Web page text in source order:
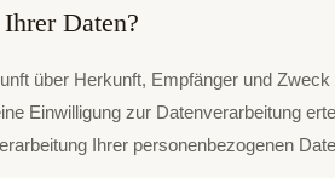
Daten?
über Herkunft, Empfänger und
Einwilligung zur Datenverarbeitung
Ihrer personenbezogenen